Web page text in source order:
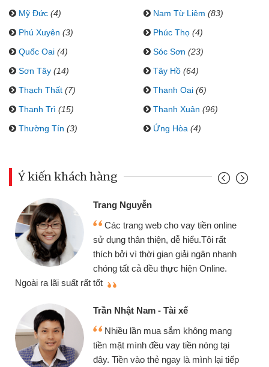
Mỹ Đức (4) Nam Từ Liêm (83)
Phú Xuyên (3) Phúc Thọ (4)
Quốc Oai (4) Sóc Sơn (23)
Sơn Tây (14) Tây Hồ (64)
Thạch Thất (7) Thanh Oai (6)
Thanh Trì (15) Thanh Xuân (96)
Thường Tín (3) Ứng Hòa (4)
Ý kiến khách hàng
Đoàn Hữu Cảnh
Mình cần tiền gấp nên định cầm cố
chiếc xe wave nhưng thật may đã có
gói vay tiền bằng CMND online không
cần gặp mặt nên rất tiện lợi, sẽ giới
thiệu cho bạn bè biết
Cấn Văn Lực - Tạp hóa
Tôi kinh doanh buôn bán nhỏ lẻ
nhiều lúc cần vốn nhập hàng, nhờ biết
đến website qua bạn bè giới thiệu tôi